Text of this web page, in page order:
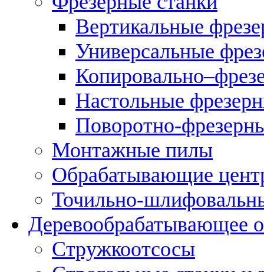
Вертикальные
Универсальные
Настольные
Поворотно-
Монтажные пилы
Обрабатывающие
Точильно-
Деревообрабатывающее
Стружкоотсосы